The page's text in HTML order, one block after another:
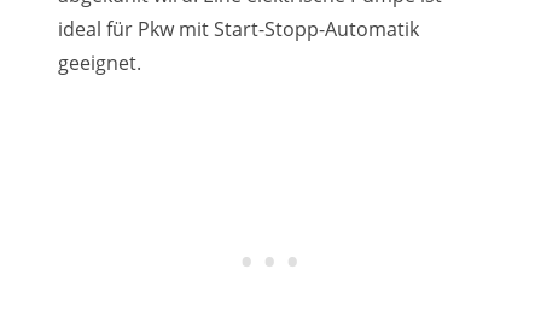
ideal für Pkw mit Start-Stopp-Automatik
geeignet.